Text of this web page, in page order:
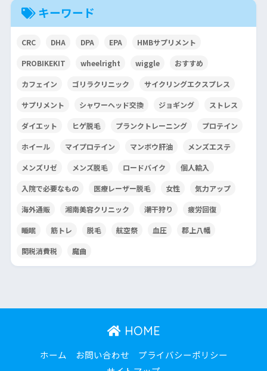
キーワード
CRC DHA DPA EPA HMBサプリメント
PROBIKEKIT wheelright wiggle おすすめ
カフェイン ゴリラクリニック サイクリングエクスプレス
サプリメント シャワーヘッド交換 ジョギング ストレス
ダイエット ヒゲ脱毛 プランクトレーニング プロテイン
ホイール マイプロテイン マンボウ肝油 メンズエステ
メンズリゼ メンズ脱毛 ロードバイク 個人輸入
入院で必要なもの 医療レーザー脱毛 女性 気力アップ
海外通販 湘南美容クリニック 潮干狩り 疲労回復
睡眠 筋トレ 脱毛 航空祭 血圧 郡上八幡
関税消費税 魔曲
HOME
ホーム お問い合わせ
プライバシーポリシー